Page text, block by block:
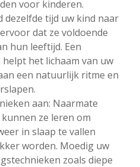
voor kinderen.
dezelfde tijd uw kind naar
dat ze voldoende
hun leeftijd. Een
het lichaam van uw
een natuurlijk ritme en
aan: Naarmate
ze leren om
in slaap te vallen
worden. Moedig uw
zoals diepe